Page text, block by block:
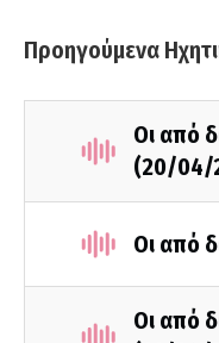
Προηγούμενα
Οι από
(20/04/
Οι από
Οι από